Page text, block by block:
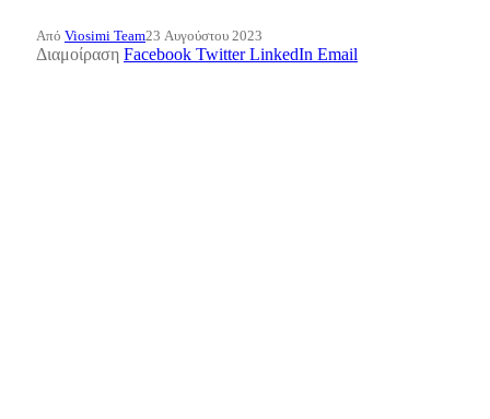
Από Viosimi Team23 Αυγούστου 2023
Διαμοίραση Facebook Twitter LinkedIn Email